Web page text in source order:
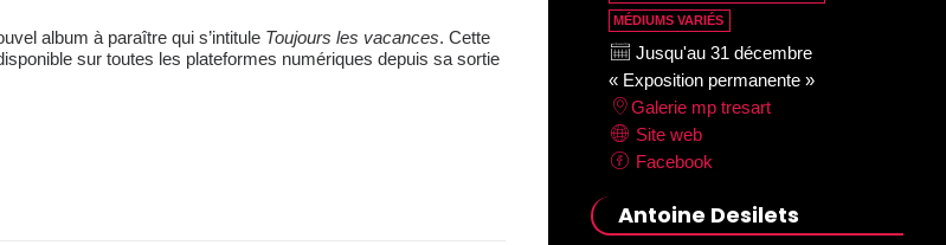
album à paraître qui s’intitule Toujours les vacances. Cette
sur toutes les plateformes numériques depuis sa sortie
MÉDIUMS VARIÉS
Jusqu'au 31 décembre
« Exposition permanente »
Galerie mp tresart
Site web
Facebook
Antoine Desilets